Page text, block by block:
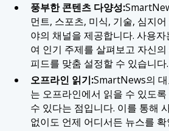
풍부한 콘텐츠 다양성:
먼트, 스포츠, 미식, 기술, 심지
야의 채널을 제공합니다. 사용
여 인기 주제를 살펴보고 자신
피드를 맞춤 설정할 수 있습니다.
오프라인 읽기:SmartNews의
는 오프라인에서 읽을 수 있도
수 있다는 점입니다. 이를 통해
없이도 언제 어디서든 뉴스를